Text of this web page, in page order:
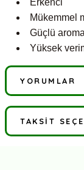
Erkenci
Mükemmel
Güçlü
Yüksek
YORUMLAR
TAKSIT